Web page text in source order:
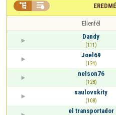
 
Ellenfél
Dandy
(111)
Joel69
(124)
nelson76
(128)
saulovskity
(108)
el transportador